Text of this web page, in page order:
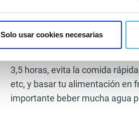
Solo usar cookies necesarias
body, haciendo dos ejercicios
entrenar el tren inferior, por
3,5 horas, evita la comida
etc, y basar tu alimentación en
importante beber mucha agua